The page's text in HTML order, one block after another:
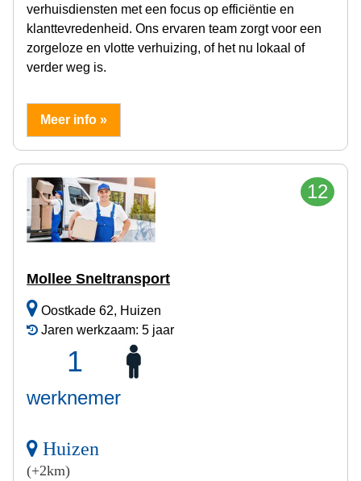
verhuisdiensten met een focus op efficiëntie en
klanttevredenheid. Ons ervaren team zorgt voor een
zorgeloze en vlotte verhuizing, of het nu lokaal of
verder weg is.
Meer info »
12
Mollee Sneltransport
Oostkade 62, Huizen
Jaren werkzaam: 5 jaar
1
werknemer
Huizen
(+2km)